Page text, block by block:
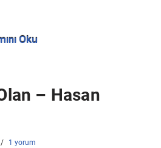
Oku
– Hasan
1 yorum